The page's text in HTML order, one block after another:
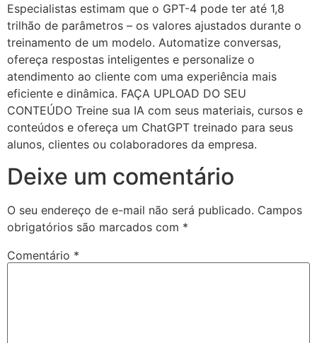
Especialistas estimam que o GPT-4 pode ter até 1,8
trilhão de parâmetros – os valores ajustados durante o
treinamento de um modelo. Automatize conversas,
ofereça respostas inteligentes e personalize o
atendimento ao cliente com uma experiência mais
eficiente e dinâmica. FAÇA UPLOAD DO SEU
CONTEÚDO Treine sua IA com seus materiais, cursos e
conteúdos e ofereça um ChatGPT treinado para seus
alunos, clientes ou colaboradores da empresa.
Deixe um comentário
O seu endereço de e-mail não será publicado. Campos
obrigatórios são marcados com *
Comentário *